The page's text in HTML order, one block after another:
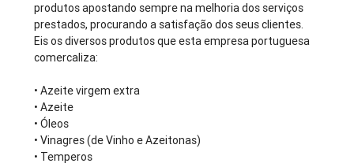
produtos apostando sempre na melhoria dos serviços
prestados, procurando a satisfação dos seus clientes.
Eis os diversos produtos que esta empresa portuguesa
comercaliza:
• Azeite virgem extra
• Azeite
• Óleos
• Vinagres (de Vinho e Azeitonas)
• Temperos